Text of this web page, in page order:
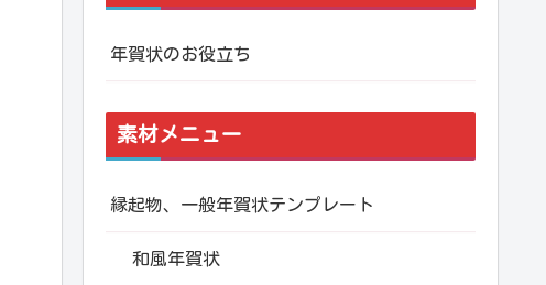
年賀状のお役立ち
素材メニュー
縁起物、一般年賀状テンプレート
和風年賀状